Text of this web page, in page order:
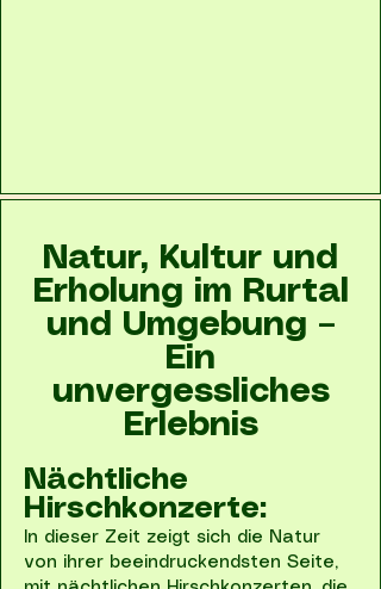
Natur, Kultur und
Erholung im Rurtal
und Umgebung –
Ein
unvergessliches
Erlebnis
Nächtliche
Hirschkonzerte:
In dieser Zeit zeigt sich die Natur
von ihrer beeindruckendsten Seite,